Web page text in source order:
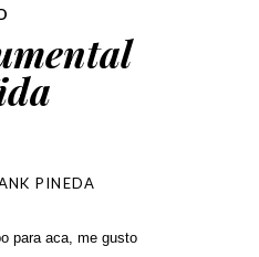
PINEDA
para aca, me gusto